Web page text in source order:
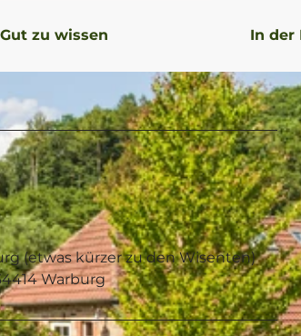
Gut zu wissen In der
(etwas kürzer zu den Wisenten)
Warburg